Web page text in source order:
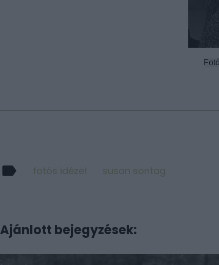
fotós idézet susan sontag
Ajánlott bejegyzések: